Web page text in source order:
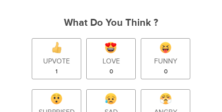
What Do You Think ?
UPVOTE
1
LOVE
0
FUNNY
0